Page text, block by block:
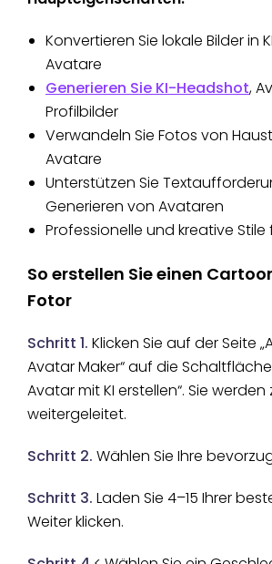
Konvertieren Sie lokale Bilder in
Avatare
Generieren Sie KI-Headshot,
Profilbilder
Verwandeln Sie Fotos von
Avatare
Unterstützen Sie
Generieren von Avataren
Professionelle und kreative
So erstellen Sie einen
Fotor
Schritt 1. Klicken Sie auf der Seite
Avatar Maker“ auf die
Avatar mit KI erstellen“. Sie werden
weitergeleitet.
Schritt 2. Wählen Sie Ihre
Schritt 3. Laden Sie 4–15 Ihrer
Weiter klicken.